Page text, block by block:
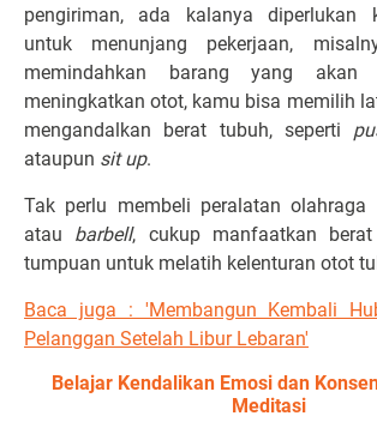
pengiriman, ada kalanya diperlukan
untuk menunjang pekerjaan,
memindahkan barang yang akan
meningkatkan otot, kamu bisa memilih
mengandalkan berat tubuh, seperti
ataupun sit up.
Tak perlu membeli peralatan olahraga
atau barbell, cukup manfaatkan
tumpuan untuk melatih kelenturan otot
Baca juga : 'Membangun Kembali
Pelanggan Setelah Libur Lebaran'
Belajar Kendalikan Emosi dan
Meditasi